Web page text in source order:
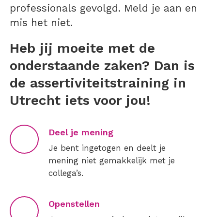
professionals gevolgd. Meld je aan en
mis het niet.
Heb jij moeite met de
onderstaande zaken? Dan is
de assertiviteitstraining in
Utrecht iets voor jou!
Deel je mening
Je bent ingetogen en deelt je
mening niet gemakkelijk met je
collega’s.
Openstellen